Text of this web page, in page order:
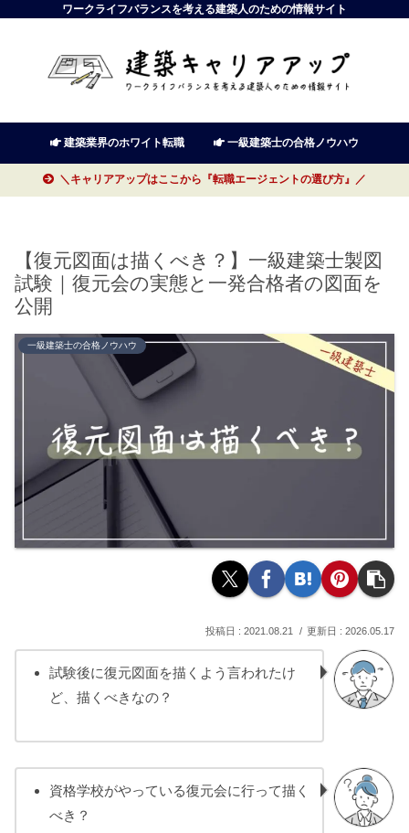
ワークライフバランスを考える建築人のための情報サイト
建築業界のホワイト転職 一級建築士の合格ノウハウ
＼キャリアアップはここから『転職エージェントの選び方』／
【復元図面は描くべき？】一級建築士製図
試験｜復元会の実態と一発合格者の図面を
公開
一級建築士の合格ノウハウ
2021.08.21 2026.05.17
試験後に復元図面を描くよう言われたけ
ど、描くべきなの？
資格学校がやっている復元会に行って描く
べき？